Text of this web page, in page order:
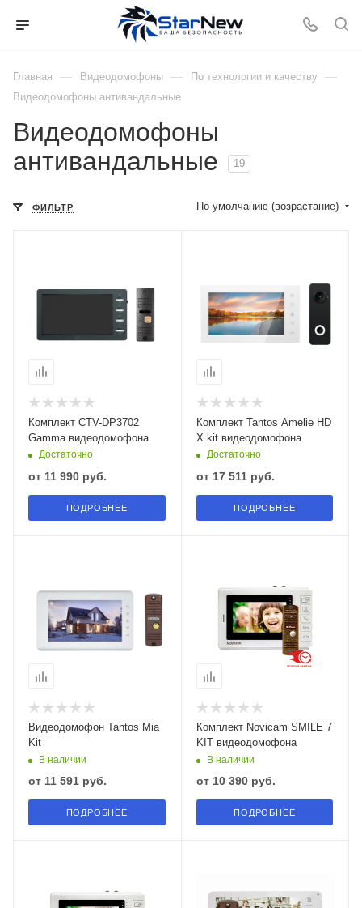
Главная — Видеодомофоны — По технологии и качеству —
Видеодомофоны антивандальные
Видеодомофоны
антивандальные
19
ФИЛЬТР По умолчанию (возрастание)
Комплект CTV-DP3702
Gamma видеодомофона
Достаточно
от 11 990 руб.
ПОДРОБНЕЕ
Комплект Tantos Amelie HD
X kit видеодомофона
Достаточно
от 17 511 руб.
ПОДРОБНЕЕ
Видеодомофон Tantos Mia
Kit
В наличии
от 11 591 руб.
ПОДРОБНЕЕ
Комплект Novicam SMILE 7
KIT видеодомофона
В наличии
от 10 390 руб.
ПОДРОБНЕЕ